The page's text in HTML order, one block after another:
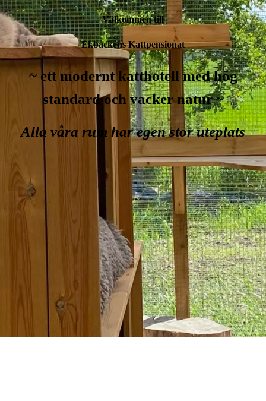
Välkommen till
Ekbackens Kattpensionat
~ ett modernt katthotell med hög
standard och vacker natur ~
Alla våra rum har egen stor uteplats